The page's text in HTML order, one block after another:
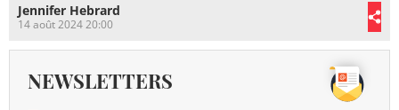
Jennifer Hebrard
14 août 2024 20:00
NEWSLETTERS